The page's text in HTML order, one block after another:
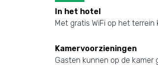
In het hotel
Met gratis WiFi op het
Kamervoorzieningen
Gasten kunnen op de kamer